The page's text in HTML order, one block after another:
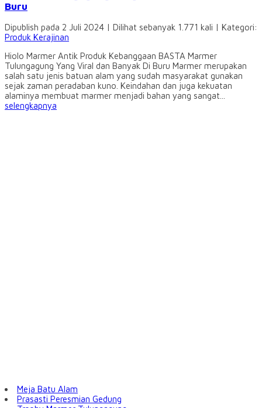
Buru
Dipublish pada 2 Juli 2024 | Dilihat sebanyak 1.771 kali | Kategori:
Produk Kerajinan
Hiolo Marmer Antik Produk Kebanggaan BASTA Marmer
Tulungagung Yang Viral dan Banyak Di Buru Marmer merupakan
salah satu jenis batuan alam yang sudah masyarakat gunakan
sejak zaman peradaban kuno. Keindahan dan juga kekuatan
alaminya membuat marmer menjadi bahan yang sangat...
selengkapnya
Meja Batu Alam
Prasasti Peresmian Gedung